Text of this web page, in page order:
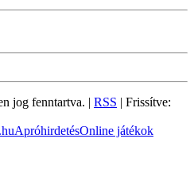
jog fenntartva. | RSS | Frissítve:
ApróhirdetésOnline játékok